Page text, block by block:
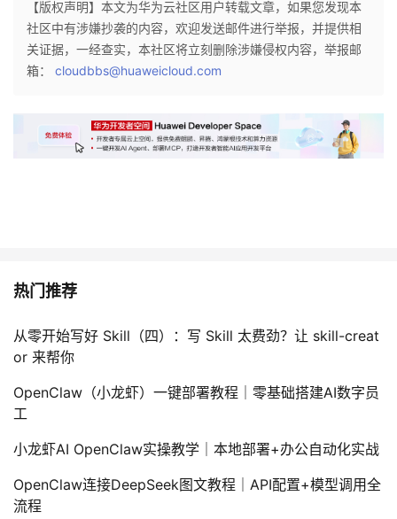
注
开
发
的
课
我
的
我
藏
的
Programs
我
的
技
术
的
云
【版权声明】本文为华为云社区用户转载文章，如果您发现本
社区中有涉嫌抄袭的内容，欢迎发送邮件进行举报，并提供相
关证据，一经查实，本社区将立刻删除涉嫌侵权内容，举报邮
箱： cloudbbs@huaweicloud.com
热门推荐
从零开始写好 Skill（四）：写 Skill 太费劲？让 skill-creat
or 来帮你
OpenClaw（小龙虾）一键部署教程｜零基础搭建AI数字员
工
小龙虾AI OpenClaw实操教学｜本地部署+办公自动化实战
OpenClaw连接DeepSeek图文教程｜API配置+模型调用全
流程